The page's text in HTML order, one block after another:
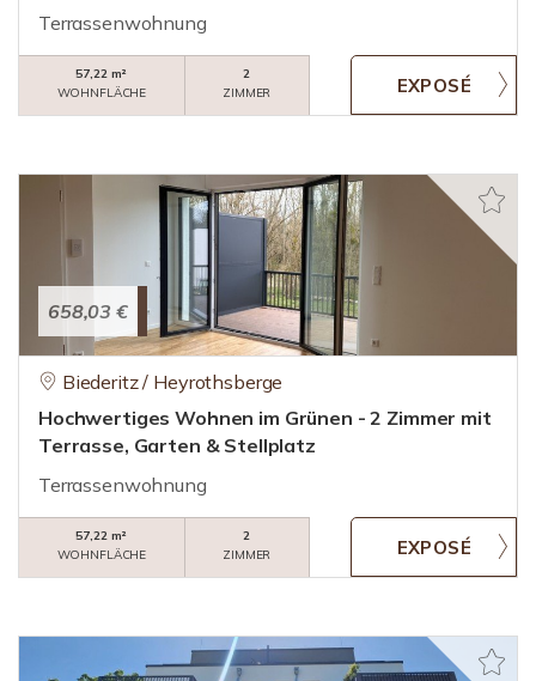
Terrassenwohnung
57,22 m²
WOHNFLÄCHE
2
ZIMMER
658,03 €
Biederitz / Heyrothsberge
Hochwertiges Wohnen im Grünen - 2 Zimmer mit
Terrasse, Garten & Stellplatz
Terrassenwohnung
57,22 m²
WOHNFLÄCHE
2
ZIMMER